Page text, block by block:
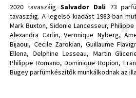
2020 tavaszáig Salvador Dali73
tavaszáig. A legelső kiadást 1983-ban
Mark Buxton, Sidonie Lancesseur,
Alexandra Carlin, Veronique Nyberg,
Bijaoui, Cecile Zarokian, Guillaume
Ellena, Delphine Lesseau, Martin
Philippe Romano, Dominique Ropion,
Bugey parfümkészítők munkálkodnak az